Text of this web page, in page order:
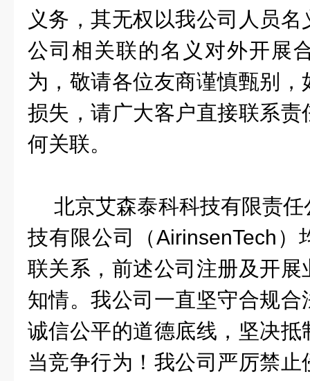
义务，其无权以我公司人员名
公司相关联的名义对外开展
为，敬请各位友商谨慎甄别
损失，请广大客户直接联系
何关联。
北京艾森泰科科技有限责
技有限公司（AirinsenTech ）
联关系，前述公司注册及开
知情。我公司一直坚守合规
诚信公平的道德底线，坚决
当竞争行为！我公司严厉禁